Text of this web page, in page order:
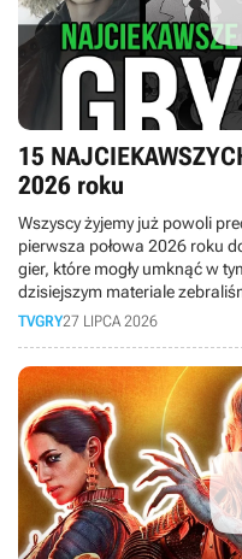
15
2026 roku
Wszyscy żyjemy już powoli
pierwsza połowa 2026 roku
gier, które mogły umknąć w
dzisiejszym materiale
premiery minionych miesięcy.
TVGRY27 LIPCA 2026